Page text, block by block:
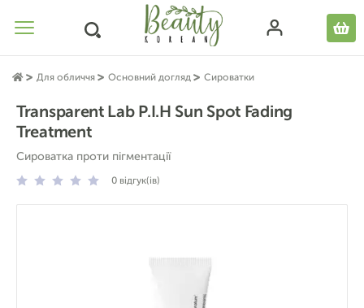
Для обличчя Основний догляд Сироватки
Transparent Lab P.I.H Sun Spot Fading
Treatment
Сироватка проти пігментації
0 відгук(ів)